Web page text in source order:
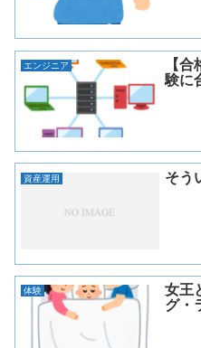
エンジニア
【
験に
資産運用 そう
体験
女王
グ・